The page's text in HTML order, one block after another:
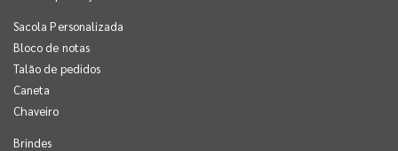
Sacola Personalizada
Bloco de notas
Talão de pedidos
Caneta
Chaveiro
Brindes